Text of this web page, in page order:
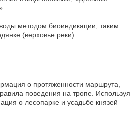
методом биоиндикации, таким
(верховье реки).
о протяженности маршрута,
поведения на тропе. Используя
о лесопарке и усадьбе князей